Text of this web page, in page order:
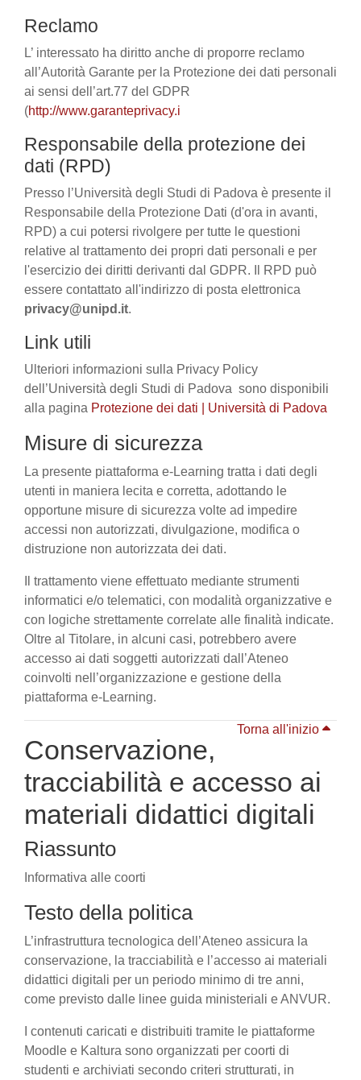
Reclamo
L’ interessato ha diritto anche di proporre reclamo
all’Autorità Garante per la Protezione dei dati personali
ai sensi dell’art.77 del GDPR
(http://www.garanteprivacy.i
Responsabile della protezione dei
dati (RPD)
Presso l’Università degli Studi di Padova è presente il
Responsabile della Protezione Dati (d'ora in avanti,
RPD) a cui potersi rivolgere per tutte le questioni
relative al trattamento dei propri dati personali e per
l'esercizio dei diritti derivanti dal GDPR. Il RPD può
essere contattato all'indirizzo di posta elettronica
privacy@unipd.it.
Link utili
Ulteriori informazioni sulla Privacy Policy
dell’Università degli Studi di Padova sono disponibili
alla pagina Protezione dei dati | Università di Padova
Misure di sicurezza
La presente piattaforma e-Learning tratta i dati degli
utenti in maniera lecita e corretta, adottando le
opportune misure di sicurezza volte ad impedire
accessi non autorizzati, divulgazione, modifica o
distruzione non autorizzata dei dati.
Il trattamento viene effettuato mediante strumenti
informatici e/o telematici, con modalità organizzative e
con logiche strettamente correlate alle finalità indicate.
Oltre al Titolare, in alcuni casi, potrebbero avere
accesso ai dati soggetti autorizzati dall’Ateneo
coinvolti nell’organizzazione e gestione della
piattaforma e-Learning.
Torna all'inizio
Conservazione,
tracciabilità e accesso ai
materiali didattici digitali
Riassunto
Informativa alle coorti
Testo della politica
L’infrastruttura tecnologica dell’Ateneo assicura la
conservazione, la tracciabilità e l’accesso ai materiali
didattici digitali per un periodo minimo di tre anni,
come previsto dalle linee guida ministeriali e ANVUR.
I contenuti caricati e distribuiti tramite le piattaforme
Moodle e Kaltura sono organizzati per coorti di
studenti e archiviati secondo criteri strutturati, in